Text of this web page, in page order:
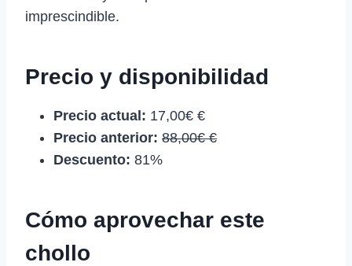
imprescindible.
Precio y disponibilidad
Precio actual: 17,00€ €
Precio anterior: 88,00€ €
Descuento: 81%
Cómo aprovechar este
chollo